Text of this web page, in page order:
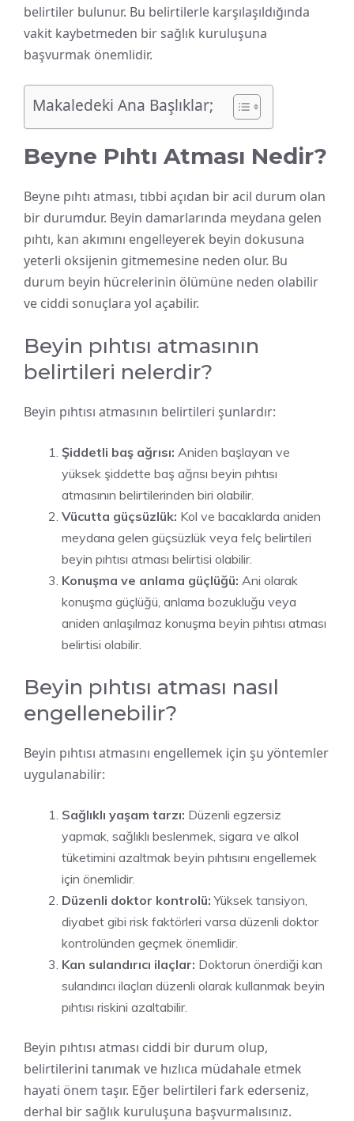
belirtiler bulunur. Bu belirtilerle karşılaşıldığında
vakit kaybetmeden bir sağlık kuruluşuna
başvurmak önemlidir.
Makaledeki Ana Başlıklar;
Beyne Pıhtı Atması Nedir?
Beyne pıhtı atması, tıbbi açıdan bir acil durum olan
bir durumdur. Beyin damarlarında meydana gelen
pıhtı, kan akımını engelleyerek beyin dokusuna
yeterli oksijenin gitmemesine neden olur. Bu
durum beyin hücrelerinin ölümüne neden olabilir
ve ciddi sonuçlara yol açabilir.
Beyin pıhtısı atmasının
belirtileri nelerdir?
Beyin pıhtısı atmasının belirtileri şunlardır:
Şiddetli baş ağrısı: Aniden başlayan ve
yüksek şiddette baş ağrısı beyin pıhtısı
atmasının belirtilerinden biri olabilir.
Vücutta güçsüzlük: Kol ve bacaklarda aniden
meydana gelen güçsüzlük veya felç belirtileri
beyin pıhtısı atması belirtisi olabilir.
Konuşma ve anlama güçlüğü: Ani olarak
konuşma güçlüğü, anlama bozukluğu veya
aniden anlaşılmaz konuşma beyin pıhtısı atması
belirtisi olabilir.
Beyin pıhtısı atması nasıl
engellenebilir?
Beyin pıhtısı atmasını engellemek için şu yöntemler
uygulanabilir:
Sağlıklı yaşam tarzı: Düzenli egzersiz
yapmak, sağlıklı beslenmek, sigara ve alkol
tüketimini azaltmak beyin pıhtısını engellemek
için önemlidir.
Düzenli doktor kontrolü: Yüksek tansiyon,
diyabet gibi risk faktörleri varsa düzenli doktor
kontrolünden geçmek önemlidir.
Kan sulandırıcı ilaçlar: Doktorun önerdiği kan
sulandırıcı ilaçları düzenli olarak kullanmak beyin
pıhtısı riskini azaltabilir.
Beyin pıhtısı atması ciddi bir durum olup,
belirtilerini tanımak ve hızlıca müdahale etmek
hayati önem taşır. Eğer belirtileri fark ederseniz,
derhal bir sağlık kuruluşuna başvurmalısınız.